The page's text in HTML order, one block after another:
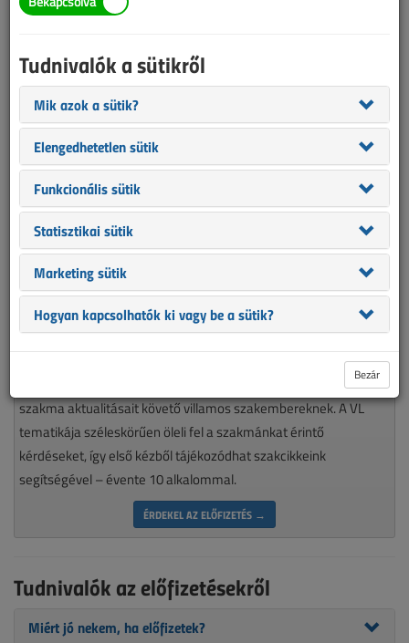
A megvásárolt cikket megkapom nyomtatott formában
Meddig érvényes a hozzáférés a megvásárolt cikkhez?
VL előfizetés
nélkülözhetetlen olvasmánya minden munkájára igényes, a
szakma aktualitásait követő villamos szakembereknek. A VL
tematikája széleskörűen öleli fel a szakmánkat érintő
kérdéseket, így első kézből tájékozódhat szakcikkeink
segítségével – évente 10 alkalommal.
ÉRDEKEL AZ ELŐFIZETÉS →
Tudnivalók az előfizetésekről
Miért jó nekem, ha előfizetek?
Tudnivalók a sütikről
Mik azok a sütik?
Elengedhetetlen sütik
Funkcionális sütik
Statisztikai sütik
Marketing sütik
Hogyan kapcsolhatók ki vagy be a sütik?
Bezár